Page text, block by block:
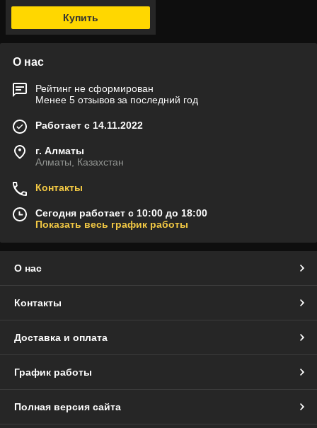
Купить
О нас
Рейтинг не сформирован
Менее 5 отзывов за последний год
Работает с 14.11.2022
г. Алматы
Алматы, Казахстан
Контакты
Сегодня работает с 10:00 до 18:00
Показать весь график работы
О нас
Контакты
Доставка и оплата
График работы
Полная версия сайта